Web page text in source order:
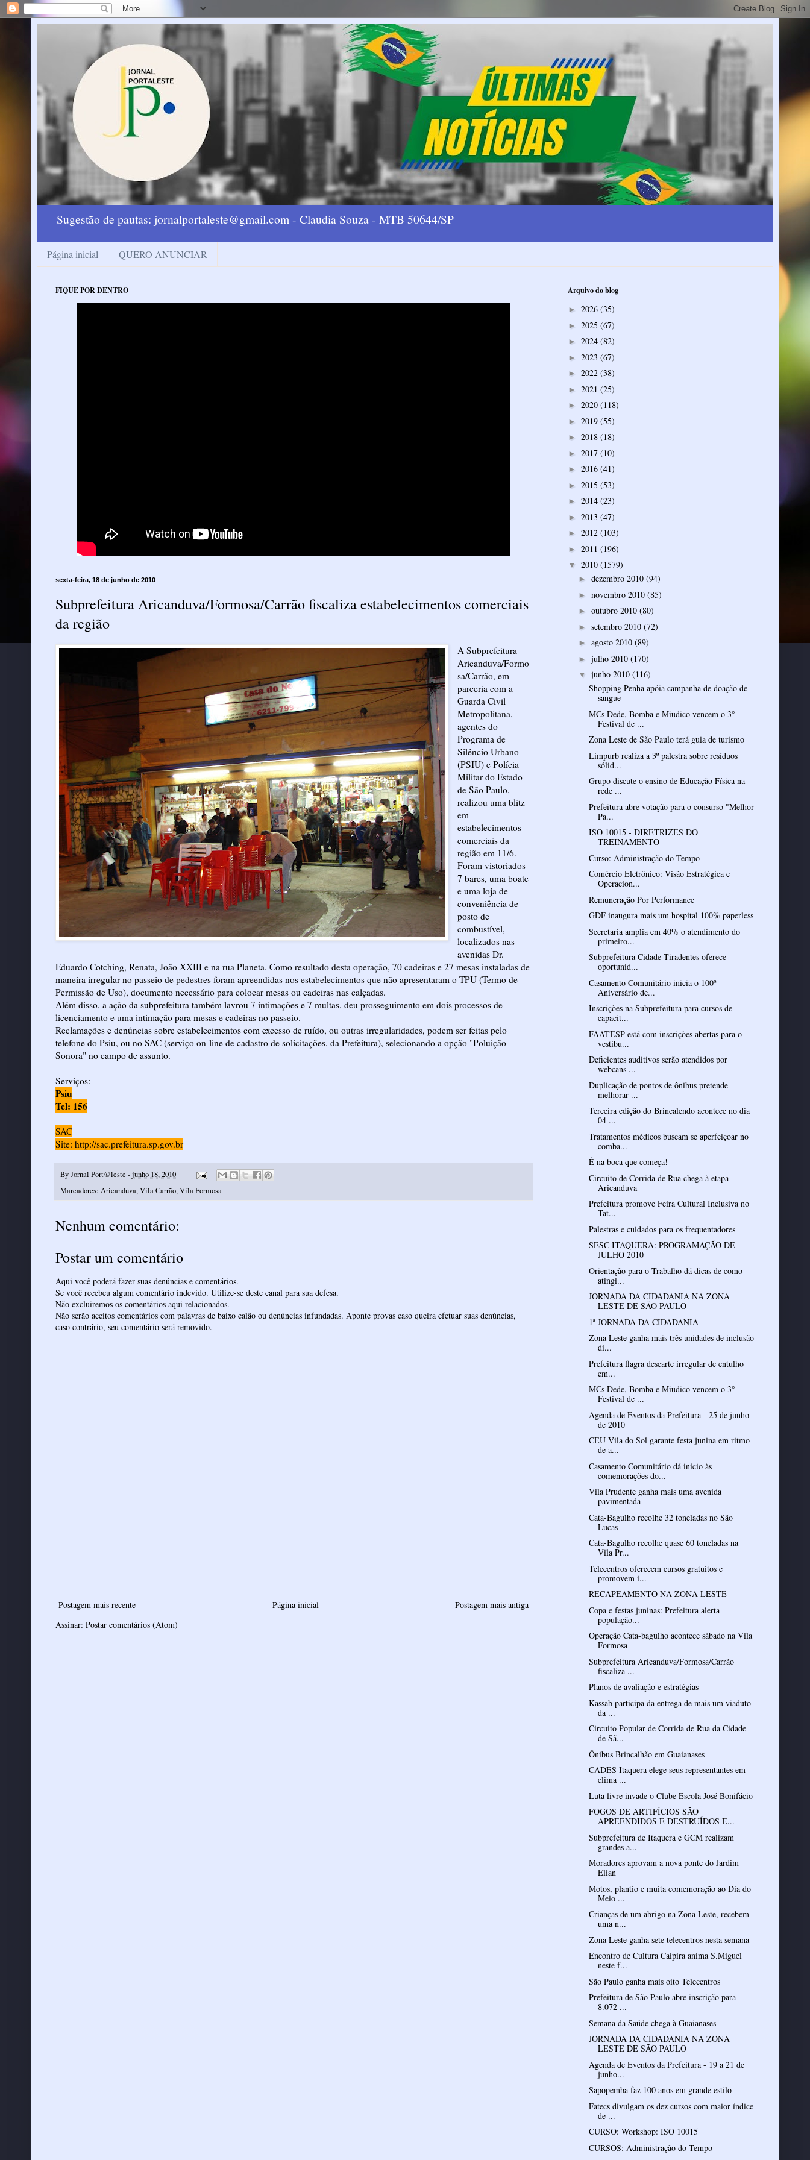
Sugestão de pautas: jornalportaleste@gmail.com - Claudia Souza - MTB 50644/SP
Página inicial QUERO ANUNCIAR
FIQUE POR DENTRO
sexta-feira, 18 de junho de 2010
Subprefeitura Aricanduva/Formosa/Carrão fiscaliza estabelecimentos comerciais
da região
A Subprefeitura
Aricanduva/Formo
sa/Carrão, em
parceria com a
Guarda Civil
Metropolitana,
agentes do
Programa de
Silêncio Urbano
(PSIU) e Polícia
Militar do Estado
de São Paulo,
realizou uma blitz
em
estabelecimentos
comerciais da
região em 11/6.
Foram vistoriados
7 bares, uma boate
e uma loja de
conveniência de
posto de
combustível,
localizados nas
avenidas Dr.
Eduardo Cotching, Renata, João XXIII e na rua Planeta. Como resultado desta operação, 70 cadeiras e 27 mesas instaladas de
maneira irregular no passeio de pedestres foram apreendidas nos estabelecimentos que não apresentaram o TPU (Termo de
Permissão de Uso), documento necessário para colocar mesas ou cadeiras nas calçadas.
Além disso, a ação da subprefeitura também lavrou 7 intimações e 7 multas, deu prosseguimento em dois processos de
licenciamento e uma intimação para mesas e cadeiras no passeio.
Reclamações e denúncias sobre estabelecimentos com excesso de ruído, ou outras irregularidades, podem ser feitas pelo
telefone do Psiu, ou no SAC (serviço on-line de cadastro de solicitações, da Prefeitura), selecionando a opção "Poluição
Sonora" no campo de assunto.
Serviços:
Psiu
Tel: 156
SAC
Site: http://sac.prefeitura.sp.gov.br
ByJornal Port@leste -junho 18, 2010
Marcadores: Aricanduva,Vila Carrão,Vila Formosa
Nenhum comentário:
Postar um comentário
Aqui você poderá fazer suas denúncias e comentários.
Se você recebeu algum comentário indevido. Utilize-se deste canal para sua defesa.
Não excluiremos os comentários aqui relacionados.
Não serão aceitos comentários com palavras de baixo calão ou denúncias infundadas. Aponte provas caso queira efetuar suas denúncias,
caso contrário, seu comentário será removido.
Postagem mais recente Postagem mais antiga
Página inicial
Assinar: Postar comentários (Atom)
Arquivo do blog
► 2026 (35)
► 2025 (67)
► 2024 (82)
► 2023 (67)
► 2022 (38)
► 2021 (25)
► 2020 (118)
► 2019 (55)
► 2018 (18)
► 2017 (10)
► 2016 (41)
► 2015 (53)
► 2014 (23)
► 2013 (47)
► 2012 (103)
► 2011 (196)
▼ 2010 (1579)
► dezembro 2010 (94)
► novembro 2010 (85)
► outubro 2010 (80)
► setembro 2010 (72)
► agosto 2010 (89)
► julho 2010 (170)
▼ junho 2010 (116)
Shopping Penha apóia campanha de doação de
sangue
MCs Dede, Bomba e Miudico vencem o 3°
Festival de ...
Zona Leste de São Paulo terá guia de turismo
Limpurb realiza a 3º palestra sobre resíduos
sólid...
Grupo discute o ensino de Educação Física na
rede ...
Prefeitura abre votação para o consurso "Melhor
Pa...
ISO 10015 - DIRETRIZES DO
TREINAMENTO
Curso: Administração do Tempo
Comércio Eletrônico: Visão Estratégica e
Operacion...
Remuneração Por Performance
GDF inaugura mais um hospital 100% paperless
Secretaria amplia em 40% o atendimento do
primeiro...
Subprefeitura Cidade Tiradentes oferece
oportunid...
Casamento Comunitário inicia o 100º
Aniversário de...
Inscrições na Subprefeitura para cursos de
capacit...
FAATESP está com inscrições abertas para o
vestibu...
Deficientes auditivos serão atendidos por
webcans ...
Duplicação de pontos de ônibus pretende
melhorar ...
Terceira edição do Brincalendo acontece no dia
04 ...
Tratamentos médicos buscam se aperfeiçoar no
comba...
É na boca que começa!
Circuito de Corrida de Rua chega à etapa
Aricanduva
Prefeitura promove Feira Cultural Inclusiva no
Tat...
Palestras e cuidados para os frequentadores
SESC ITAQUERA: PROGRAMAÇÃO DE
JULHO 2010
Orientação para o Trabalho dá dicas de como
atingi...
JORNADA DA CIDADANIA NA ZONA
LESTE DE SÃO PAULO
1ª JORNADA DA CIDADANIA
Zona Leste ganha mais três unidades de inclusão
di...
Prefeitura flagra descarte irregular de entulho
em...
MCs Dede, Bomba e Miudico vencem o 3°
Festival de ...
Agenda de Eventos da Prefeitura - 25 de junho
de 2010
CEU Vila do Sol garante festa junina em ritmo
de a...
Casamento Comunitário dá início às
comemorações do...
Vila Prudente ganha mais uma avenida
pavimentada
Cata-Bagulho recolhe 32 toneladas no São
Lucas
Cata-Bagulho recolhe quase 60 toneladas na
Vila Pr...
Telecentros oferecem cursos gratuitos e
promovem i...
RECAPEAMENTO NA ZONA LESTE
Copa e festas juninas: Prefeitura alerta
população...
Operação Cata-bagulho acontece sábado na Vila
Formosa
Subprefeitura Aricanduva/Formosa/Carrão
fiscaliza ...
Planos de avaliação e estratégias
Kassab participa da entrega de mais um viaduto
da ...
Circuito Popular de Corrida de Rua da Cidade
de Sã...
Ônibus Brincalhão em Guaianases
CADES Itaquera elege seus representantes em
clima ...
Luta livre invade o Clube Escola José Bonifácio
FOGOS DE ARTIFÍCIOS SÃO
APREENDIDOS E DESTRUÍDOS E...
Subprefeitura de Itaquera e GCM realizam
grandes a...
Moradores aprovam a nova ponte do Jardim
Elian
Motos, plantio e muita comemoração ao Dia do
Meio ...
Crianças de um abrigo na Zona Leste, recebem
uma n...
Zona Leste ganha sete telecentros nesta semana
Encontro de Cultura Caipira anima S.Miguel
neste f...
São Paulo ganha mais oito Telecentros
Prefeitura de São Paulo abre inscrição para
8.072 ...
Semana da Saúde chega à Guaianases
JORNADA DA CIDADANIA NA ZONA
LESTE DE SÃO PAULO
Agenda de Eventos da Prefeitura - 19 a 21 de
junho...
Sapopemba faz 100 anos em grande estilo
Fatecs divulgam os dez cursos com maior índice
de ...
CURSO: Workshop: ISO 10015
CURSOS: Administração do Tempo